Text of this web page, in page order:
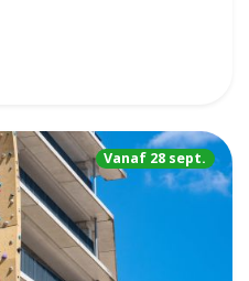
fitness (3 weken)
Vanaf 28 sept.